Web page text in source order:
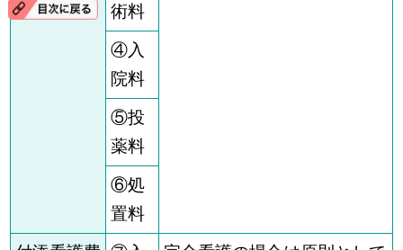
術料
④入
院料
⑤投
薬料
⑥処
置料